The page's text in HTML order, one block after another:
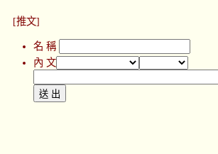
[推文]
名 稱
內 文